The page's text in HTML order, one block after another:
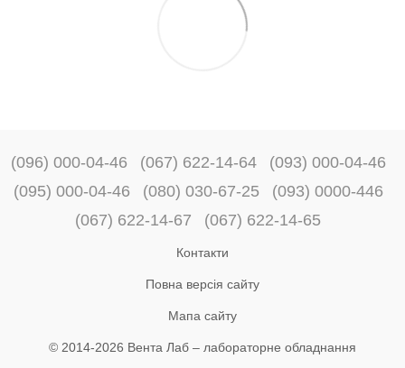
(096) 000-04-46 (067) 622-14-64
(093) 000-04-46
(095) 000-04-46
(080) 030-67-25
(093) 0000-446
(067) 622-14-67
(067) 622-14-65
Контакти
Повна версія сайту
Мапа сайту
© 2014-2026 Вента Лаб – лабораторне обладнання